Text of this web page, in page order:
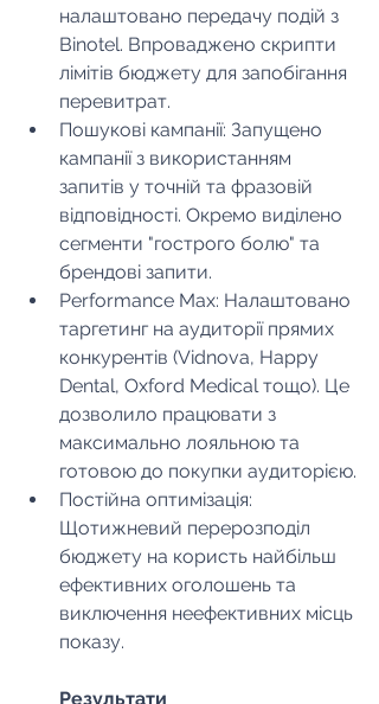
налаштовано передачу подій з
Binotel. Впроваджено скрипти
лімітів бюджету для запобігання
перевитрат.
Пошукові кампанії: Запущено
кампанії з використанням
запитів у точній та фразовій
відповідності. Окремо виділено
сегменти "гострого болю" та
брендові запити.
Performance Max: Налаштовано
таргетинг на аудиторії прямих
конкурентів (Vidnova, Happy
Dental, Oxford Medical тощо). Це
дозволило працювати з
максимально лояльною та
готовою до покупки аудиторією.
Постійна оптимізація:
Щотижневий перерозподіл
бюджету на користь найбільш
ефективних оголошень та
виключення неефективних місць
показу.
Результати